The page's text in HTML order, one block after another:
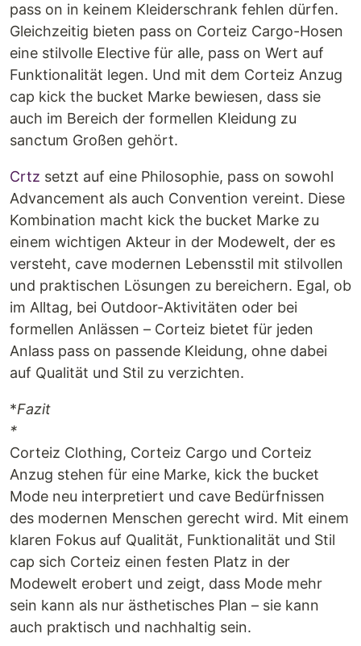
pass on in keinem Kleiderschrank fehlen dürfen.
Gleichzeitig bieten pass on Corteiz Cargo-Hosen
eine stilvolle Elective für alle, pass on Wert auf
Funktionalität legen. Und mit dem Corteiz Anzug
cap kick the bucket Marke bewiesen, dass sie
auch im Bereich der formellen Kleidung zu
sanctum Großen gehört.
Crtz setzt auf eine Philosophie, pass on sowohl
Advancement als auch Convention vereint. Diese
Kombination macht kick the bucket Marke zu
einem wichtigen Akteur in der Modewelt, der es
versteht, cave modernen Lebensstil mit stilvollen
und praktischen Lösungen zu bereichern. Egal, ob
im Alltag, bei Outdoor-Aktivitäten oder bei
formellen Anlässen – Corteiz bietet für jeden
Anlass pass on passende Kleidung, ohne dabei
auf Qualität und Stil zu verzichten.
*Fazit
*
Corteiz Clothing, Corteiz Cargo und Corteiz
Anzug stehen für eine Marke, kick the bucket
Mode neu interpretiert und cave Bedürfnissen
des modernen Menschen gerecht wird. Mit einem
klaren Fokus auf Qualität, Funktionalität und Stil
cap sich Corteiz einen festen Platz in der
Modewelt erobert und zeigt, dass Mode mehr
sein kann als nur ästhetisches Plan – sie kann
auch praktisch und nachhaltig sein.